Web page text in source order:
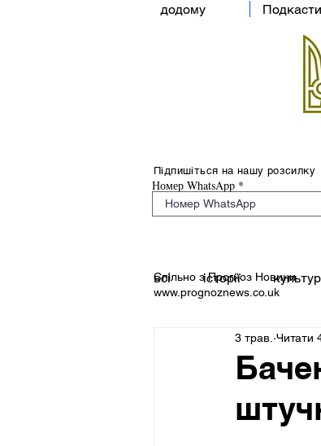
додому Подкасти
Підпишіться на нашу розсилку
Номер WhatsApp
Спільно з Прогноз Новини
www.prognoznews.co.uk
всі історії
3 трав. Читати